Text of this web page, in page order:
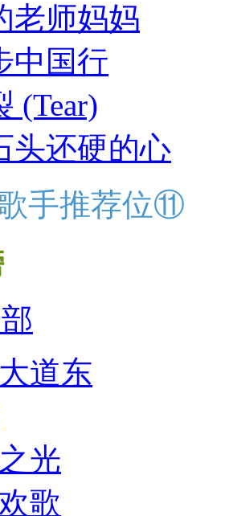
老师妈妈
中国行
(Tear)
头还硬的心
手推荐位⑪
道东
光
歌